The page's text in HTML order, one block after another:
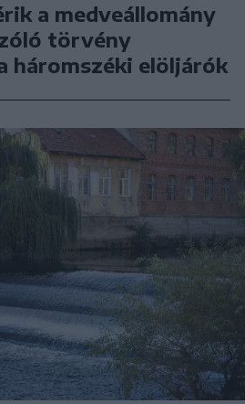
a medveállomány
törvény
háromszéki elöljárók